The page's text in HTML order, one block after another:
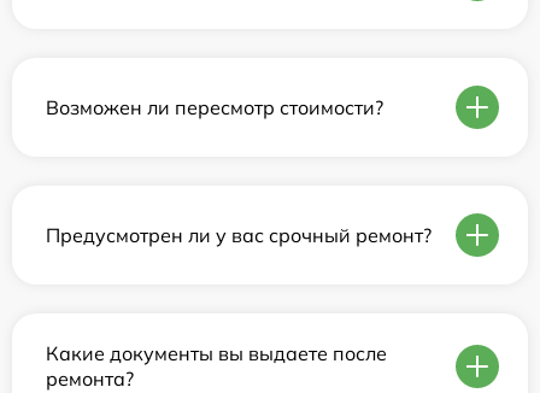
Возможен ли пересмотр стоимости?
Предусмотрен ли у вас срочный ремонт?
Какие документы вы выдаете после
ремонта?